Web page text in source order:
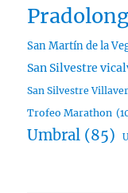
San Martín de la
San Silvestre
San Silvestre
Trofeo Marathon
Umbral (85)